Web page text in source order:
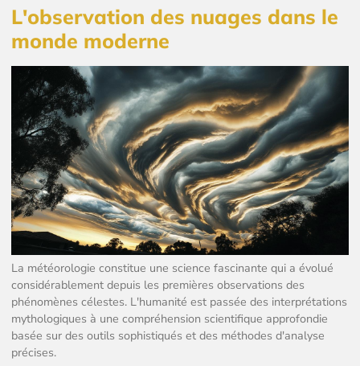
L'observation des nuages dans le
monde moderne
La météorologie constitue une science fascinante qui a évolué
considérablement depuis les premières observations des
phénomènes célestes. L'humanité est passée des interprétations
mythologiques à une compréhension scientifique approfondie
basée sur des outils sophistiqués et des méthodes d'analyse
précises.